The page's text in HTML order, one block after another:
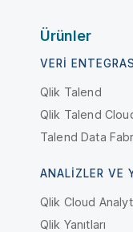
Ürünler
VERI
Qlik Talend
Qlik Talend
Talend Data
ANALIZLER VE
Qlik Cloud
Qlik Yanıtları